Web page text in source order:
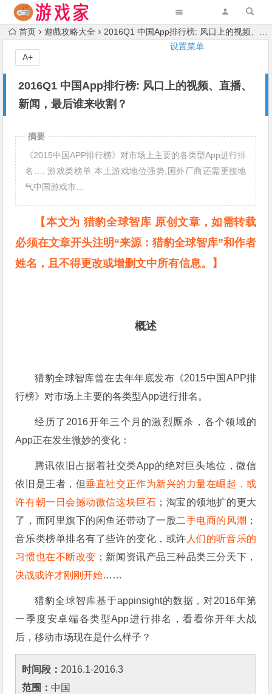
设置菜单
首页 遊戲攻略大全 2016Q1 中国App排行榜: 风口上的视频、直播、新闻，最后谁来收割？
2016Q1 中国App排行榜: 风口上的视频、直播、
新闻，最后谁来收割？
A+
摘要
《2015中国APP排行榜》对市场上主要的各类型App进行排
名…. 游戏类榜单 本土游戏地位强势,国外厂商还需更接地
气中国游戏市…
【本文为 猎豹全球智库 原创文章，如需转载
必须在文章开头注明“来源：猎豹全球智库”和作者
姓名，且不得更改或增删文中所有信息。】
概述
猎豹全球智库曾在去年年底发布《2015中国APP排
行榜》对市场上主要的各类型App进行排名。
经历了2016开年三个月的激烈厮杀，各个领域的
App正在发生微妙的变化：
腾讯依旧占据着社交类App的绝对巨头地位，微信
依旧是王者，但垂直社交正作为新兴的力量在崛起，或
许有朝一日会撼动微信这块巨石 ；淘宝的领地扩的更大
了，而阿里旗下的闲鱼还带动了一股二手电商的风潮 ；
音乐类榜单排名有了些许的变化，或许 人们的听音乐的
习惯也在不断改变 ；新闻资讯产品三种品类三分天下，
决战或许才刚刚开始……
猎豹全球智库基于appinsight的数据，对2016年第
一季度安卓端各类型App进行排名，看看你开年大战
后，移动市场现在是什么样子？
时间段： 2016.1-2016.3
范围： 中国